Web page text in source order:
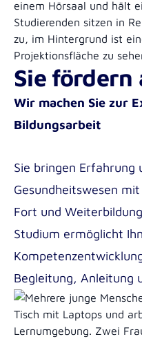
Sie fördern
Wir machen Sie zur
Bildungsarbeit
Sie bringen Erfahrung
Gesundheitswesen
Fort und
Studium ermöglicht
Begleitung, Anleitung